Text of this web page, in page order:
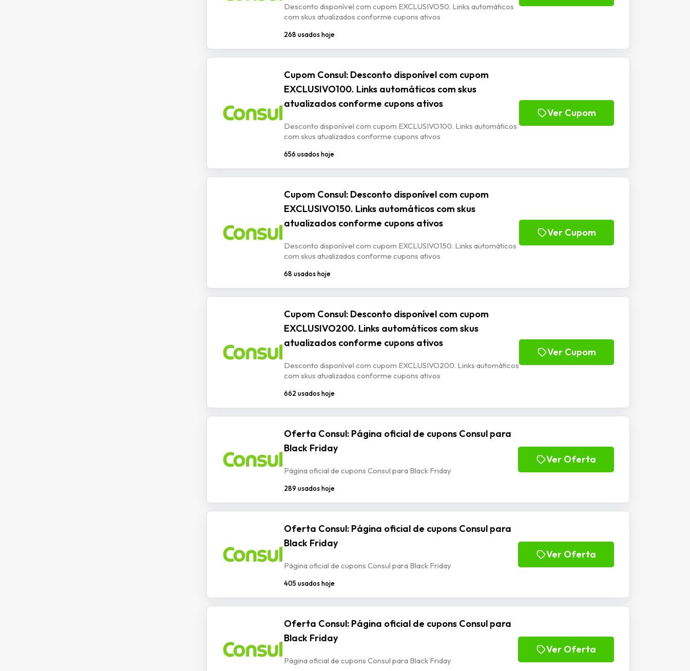
Desconto disponível com cupom EXCLUSIVO50. Links automáticos
com skus atualizados conforme cupons ativos
268 usados hoje
Cupom Consul: Desconto disponível com cupom
EXCLUSIVO100. Links automáticos com skus
atualizados conforme cupons ativos
Desconto disponível com cupom EXCLUSIVO100. Links automáticos
com skus atualizados conforme cupons ativos
656 usados hoje
Ver Cupom
Cupom Consul: Desconto disponível com cupom
EXCLUSIVO150. Links automáticos com skus
atualizados conforme cupons ativos
Desconto disponível com cupom EXCLUSIVO150. Links automáticos
com skus atualizados conforme cupons ativos
68 usados hoje
Ver Cupom
Cupom Consul: Desconto disponível com cupom
EXCLUSIVO200. Links automáticos com skus
atualizados conforme cupons ativos
Desconto disponível com cupom EXCLUSIVO200. Links automáticos
com skus atualizados conforme cupons ativos
662 usados hoje
Ver Cupom
Oferta Consul: Página oficial de cupons Consul para
Black Friday
Página oficial de cupons Consul para Black Friday
289 usados hoje
Ver Oferta
Oferta Consul: Página oficial de cupons Consul para
Black Friday
Página oficial de cupons Consul para Black Friday
405 usados hoje
Ver Oferta
Oferta Consul: Página oficial de cupons Consul para
Black Friday
Página oficial de cupons Consul para Black Friday
Ver Oferta